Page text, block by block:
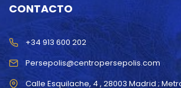
CONTACTO
Persepolis@centropersepolis.com
+34 913 600 202